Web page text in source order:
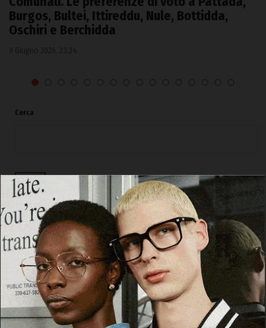
Burgos, Bultei, Ittireddu, Nule, Bottidda,
Oschiri e Berchidda
Cerca
Cerca
Facebook
Threads
Instagram
X YouTube